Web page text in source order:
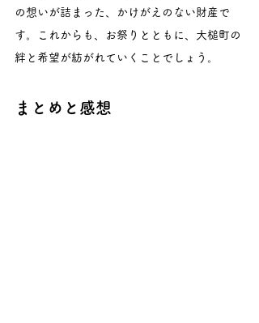
の想いが詰まった、かけがえのない財産で
す。これからも、お祭りとともに、大槌町の
絆と希望が紡がれていくことでしょう。
まとめと感想